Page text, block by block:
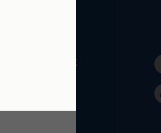
ONLINE TESTS SK